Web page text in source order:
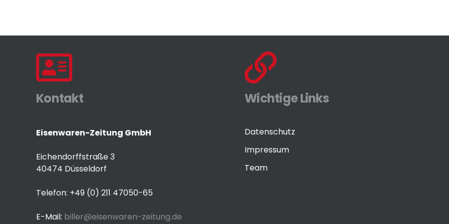
Kontakt
Eisenwaren-Zeitung GmbH
Eichendorffstraße 3
40474 Düsseldorf
Telefon: +49 (0) 211 47050-65
E-Mail: biller@eisenwaren-zeitung.de
Wichtige Links
Datenschutz
Impressum
Team